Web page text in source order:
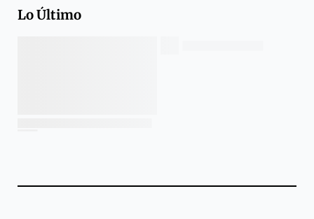
Lo Último